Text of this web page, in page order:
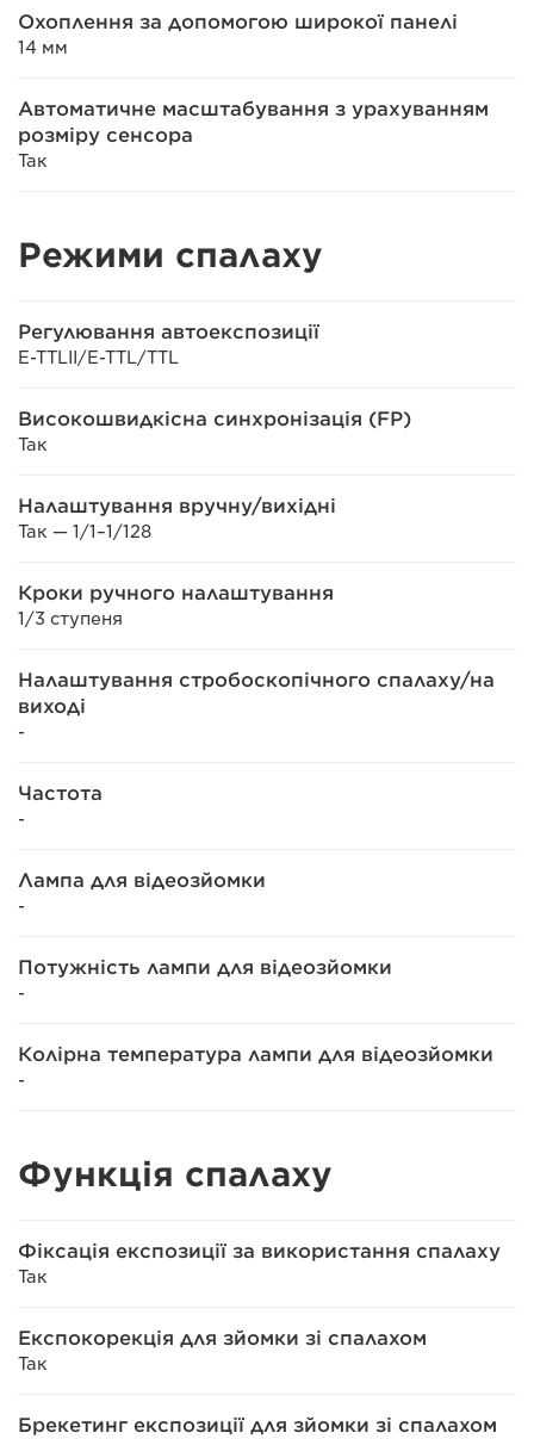
Охоплення за допомогою широкої панелі
14 мм
Автоматичне масштабування з урахуванням
розміру сенсора
Так
Режими спалаху
Регулювання автоекспозиції
E-TTLII/E-TTL/TTL
Високошвидкісна синхронізація (FP)
Так
Налаштування вручну/вихідні
Так — 1/1–1/128
Кроки ручного налаштування
1/3 ступеня
Налаштування стробоскопічного спалаху/на
виході
-
Частота
-
Лампа для відеозйомки
-
Потужність лампи для відеозйомки
-
Колірна температура лампи для відеозйомки
-
Функція спалаху
Фіксація експозиції за використання спалаху
Так
Експокорекція для зйомки зі спалахом
Так
Брекетинг експозиції для зйомки зі спалахом